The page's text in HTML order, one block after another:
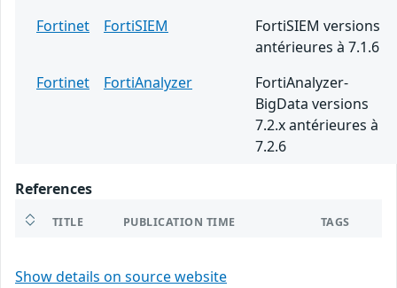
Fortinet
FortiSIEM
FortiSIEM versions
antérieures à 7.1.6
Fortinet
FortiAnalyzer
FortiAnalyzer-
BigData versions
7.2.x antérieures à
7.2.6
References
TITLE PUBLICATION TIME TAGS
Show details on source website